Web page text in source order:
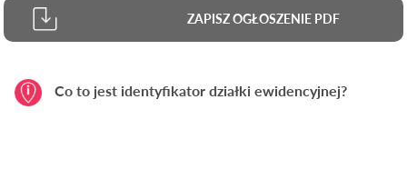
Co to jest identyfikator działki ewidencyjnej?
ZAPISZ OGŁOSZENIE PDF